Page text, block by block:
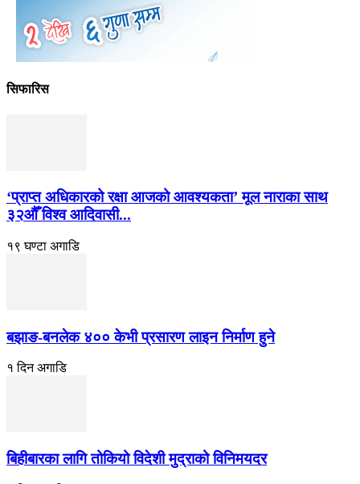
सिफारिस
‘प्राप्त अधिकारको रक्षा आजको आवश्यकता’ मूल नाराका साथ
३२औँ विश्व आदिवासी...
१९ घण्टा अगाडि
बझाङ-बनलेक ४०० केभी प्रसारण लाइन निर्माण हुने
१ दिन अगाडि
बिहीबारका लागि तोकियो विदेशी मुद्राको विनिमयदर